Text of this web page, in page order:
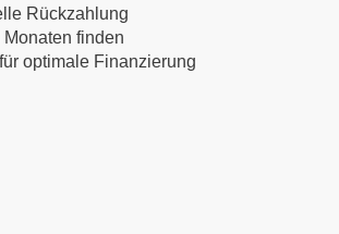
Rückzahlung
finden
optimale Finanzierung